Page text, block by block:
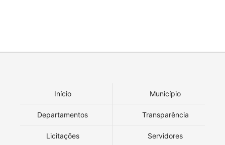
Início Município
Departamentos Transparência
Licitações Servidores